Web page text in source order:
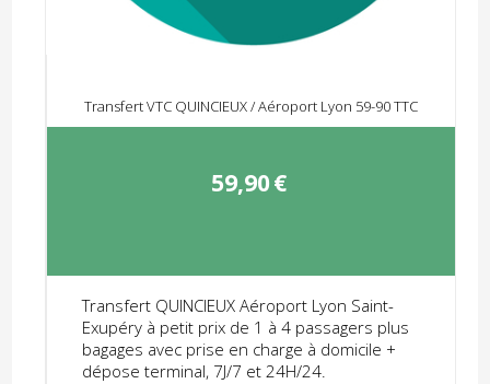
Transfert VTC QUINCIEUX / Aéroport Lyon 59-90 TTC
59,90€
Transfert QUINCIEUX Aéroport Lyon Saint-
Exupéry à petit prix de 1 à 4 passagers plus
bagages avec prise en charge à domicile +
dépose terminal, 7J/7 et 24H/24.